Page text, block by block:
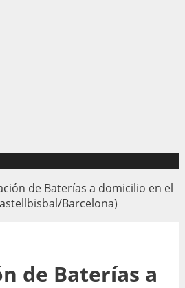
de Baterías a domicilio en el
Barcelona)
de Baterías a